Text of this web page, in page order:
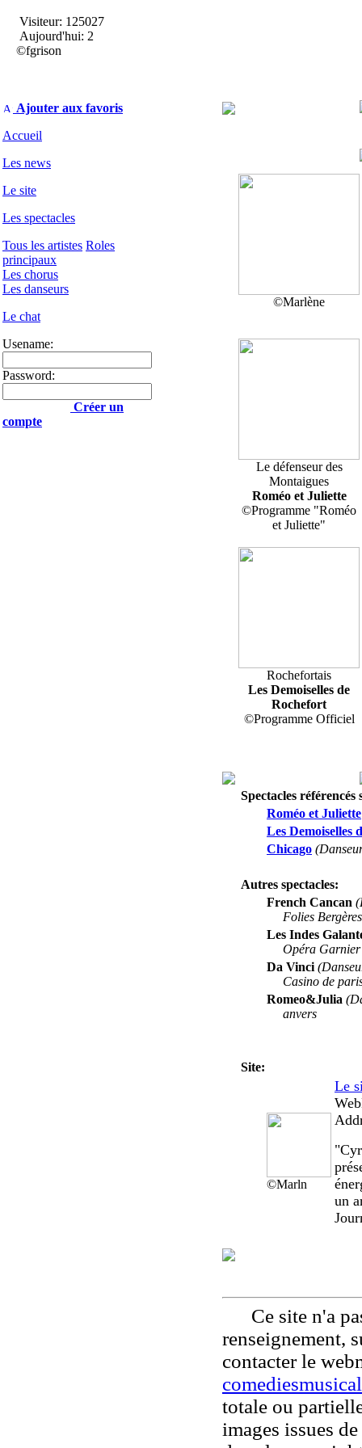
Visiteur: 125027
Aujourd'hui: 2
©fgrison
Ajouter aux favoris
Accueil
Les news
Le site
Les spectacles
Tous les artistes Roles
principaux
Les chorus
Les danseurs
Le chat
Usename:
Password:
Créer un
compte
©Marlène
Le défenseur des
Montaigues
Roméo et Juliette
©Programme "Roméo
et Juliette"
Rochefortais
Les Demoiselles de
Rochefort
©Programme Officiel
Spectacles référencés
Roméo et Juliette
Les Demoiselles
Chicago
Autres spectacles:
French Cancan
Folies
Les Indes
Opéra
Da Vinci
Casino de
Romeo&Julia
anvers
Site:
©Marln
Le
un
Ce site n'a
renseignement,
contacter le
totale ou
images issues